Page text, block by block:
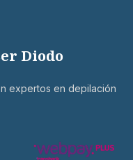
Diodo
expertos en depilación